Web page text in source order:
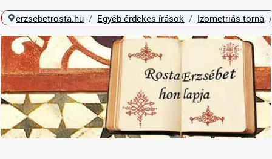
erzsebetrosta.hu Egyéb érdekes írások Izometriás torna